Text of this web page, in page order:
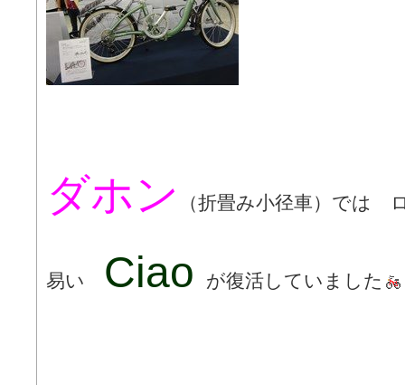
ダホン （折畳み小径車）では
易い Ciao が復活していました